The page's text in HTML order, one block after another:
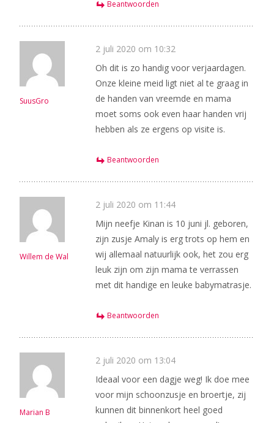
Beantwoorden
SuusGro
2 juli 2020 om 10:32
Oh dit is zo handig voor verjaardagen.
Onze kleine meid ligt niet al te graag in
de handen van vreemde en mama
moet soms ook even haar handen vrij
hebben als ze ergens op visite is.
Beantwoorden
Willem de Wal
2 juli 2020 om 11:44
Mijn neefje Kinan is 10 juni jl. geboren,
zijn zusje Amaly is erg trots op hem en
wij allemaal natuurlijk ook, het zou erg
leuk zijn om zijn mama te verrassen
met dit handige en leuke babymatrasje.
Beantwoorden
Marian B
2 juli 2020 om 13:04
Ideaal voor een dagje weg! Ik doe mee
voor mijn schoonzusje en broertje, zij
kunnen dit binnenkort heel goed